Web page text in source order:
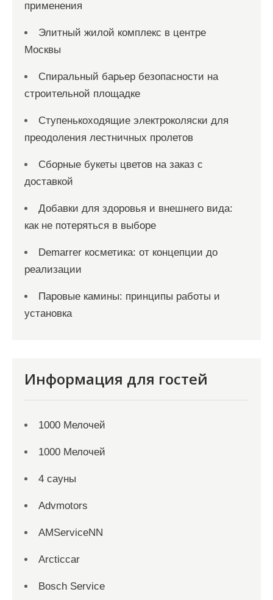
применения
Элитный жилой комплекс в центре
Москвы
Спиральный барьер безопасности на
строительной площадке
Ступенькоходящие электроколяски для
преодоления лестничных пролетов
Сборные букеты цветов на заказ с
доставкой
Добавки для здоровья и внешнего вида:
как не потеряться в выборе
Demarrer косметика: от концепции до
реализации
Паровые камины: принципы работы и
установка
Информация для гостей
1000 Мелочей
1000 Мелочей
4 сауны
Advmotors
AMServiceNN
Arcticcar
Bosch Service